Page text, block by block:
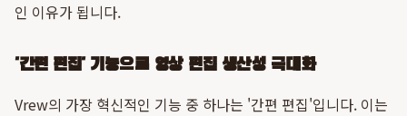
인 이유가 됩니다.
'간편 편집' 기능으로 영상 편집 생산성 극대화
Vrew의 가장 혁신적인 기능 중 하나는 '간편 편집'입니다. 이는